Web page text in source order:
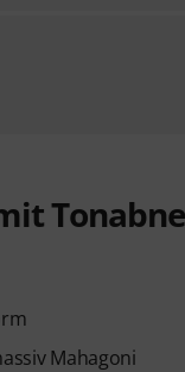
Mahagoni